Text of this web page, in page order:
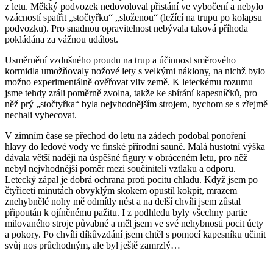
z letu. Měkký podvozek nedovoloval přistání ve vybočení a nebylo
vzácností spatřit „stočtyřku“ „složenou“ (ležící na trupu po kolapsu
podvozku). Pro snadnou opravitelnost nebývala taková příhoda
pokládána za vážnou událost.
Usměrnění vzdušného proudu na trup a účinnost směrového
kormidla umožňovaly nožové lety s velkými náklony, na nichž bylo
možno experimentálně ověřovat vliv země. K leteckému rozumu
jsme tehdy zráli poměrně zvolna, takže ke sbírání kapesníčků, pro
něž prý „stočtyřka“ byla nejvhodnějším strojem, bychom se s zřejmě
nechali vyhecovat.
V zimním čase se přechod do letu na zádech podobal ponoření
hlavy do ledové vody ve finské přírodní sauně. Malá hustotní výška
dávala větší naději na úspěšné figury v obráceném letu, pro něž
nebyl nejvhodnější poměr mezi součiniteli vztlaku a odporu.
Letecký zápal je dobrá ochrana proti pocitu chladu. Když jsem po
čtyřiceti minutách obvyklým skokem opustil kokpit, mrazem
znehybnělé nohy mě odmítly nést a na delší chvíli jsem zůstal
připoután k ojíněnému pažitu. I z podhledu byly všechny partie
milovaného stroje půvabné a měl jsem ve své nehybnosti pocit úcty
a pokory. Po chvíli díkůvzdání jsem chtěl s pomocí kapesníku učinit
svůj nos průchodným, ale byl ještě zamrzlý…